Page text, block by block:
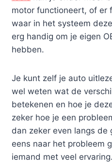
motor functioneert, of er
waar in het systeem
erg handig om je eigen
hebben.
Je kunt zelf je auto
wel weten wat de
betekenen en hoe je
zeker hoe je een
dan zeker even langs de
eens naar het probleem
iemand met veel ervaring.